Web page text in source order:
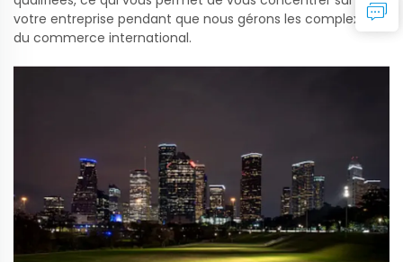
votre entreprise pendant que nous gérons les complexités
du commerce international.